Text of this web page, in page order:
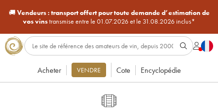
🚚Vendeurs : transport offert pour toute demande d’estimation de
vos vinstransmise entre le 01.07.2026 et le 31.08.2026 inclus*
Acheter VENDRE Cote Encyclopédie